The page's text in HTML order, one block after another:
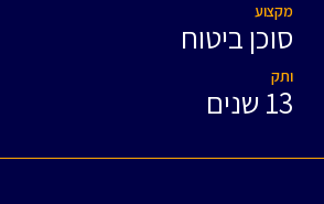
מקצוע
סוכן ביטוח
ותק
13 שנים